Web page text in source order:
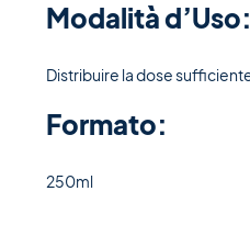
Modalità d’Uso:
Distribuire la dose
Formato:
250ml